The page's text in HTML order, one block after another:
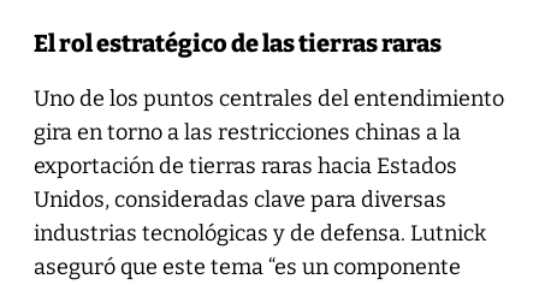
El rol estratégico de las tierras raras
Uno de los puntos centrales del entendimiento
gira en torno a las restricciones chinas a la
exportación de tierras raras hacia Estados
Unidos, consideradas clave para diversas
industrias tecnológicas y de defensa. Lutnick
aseguró que este tema “es un componente